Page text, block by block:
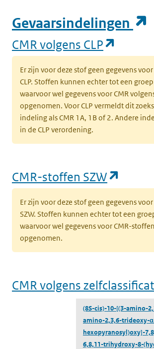
Gevaarsindelingen
CMR volgens CLP
Er zijn voor deze stof geen gegevens
CLP. Stoffen kunnen echter tot een
waarvoor wel gegevens voor CMR
opgenomen. Voor CLP vermeldt dit
indeling als CMR 1A, 1B of 2. Andere
in de CLP verordening.
CMR-stoffen SZW
Er zijn voor deze stof geen gegevens
SZW. Stoffen kunnen echter tot een
waarvoor wel gegevens voor CMR-
opgenomen.
CMR volgens
(8S-cis)-10-[(3-amino-
amino-2,3,6-trideoxy-
hexopyranosyl)oxy]-
6,8,11-trihydroxy-8-